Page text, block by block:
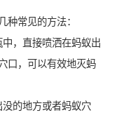
种常见的方法：
，直接喷洒在蚂蚁出
口，可以有效地灭蚂
的地方或者蚂蚁穴